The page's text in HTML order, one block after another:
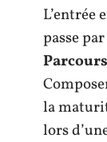
L’entrée
passe
la
lors